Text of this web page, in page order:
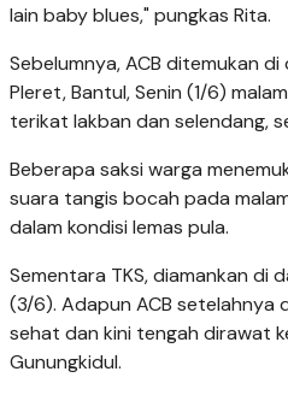
lain baby blues," pungkas Rita.
Sebelumnya, ACB ditemukan
Pleret, Bantul, Senin (1/6)
terikat lakban dan selendang,
Beberapa saksi warga
suara tangis bocah pada
dalam kondisi lemas pula.
Sementara TKS, diamankan di
(3/6). Adapun ACB setelahnya
sehat dan kini tengah dirawat
Gunungkidul.